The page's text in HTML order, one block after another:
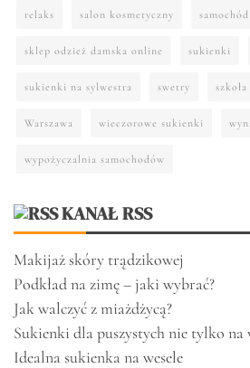
relaks salon kosmetyczny samochód
sklep odzież damska online sukienki
sukienki na sylwestra swetry
Warszawa wieczorowe sukienki
wypożyczalnia samochodów
KANAŁ RSS
Makijaż skóry trądzikowej
Podkład na zimę – jaki wybrać?
Jak walczyć z miażdżycą?
Sukienki dla puszystych nie tylko na
Idealna sukienka na wesele